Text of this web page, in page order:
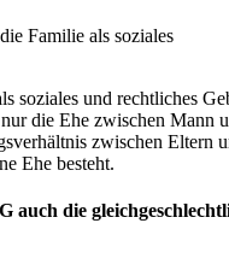
Familie als soziales
soziales und rechtliches
die Ehe zwischen Mann
zwischen Eltern
Ehe besteht.
auch die